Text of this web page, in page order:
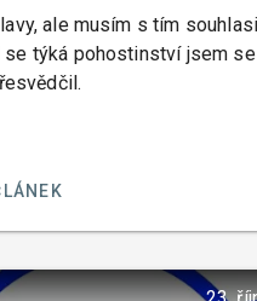
ale musím s tím
se týká pohostinství jsem